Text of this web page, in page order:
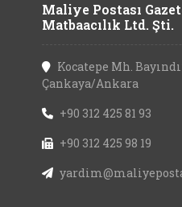
Maliye Postası
Matbaacılık Ltd. Şti.
Kocatepe Mh.
Çankaya/Ankara
+90 312 425 81 93
+90 312 425 98 19